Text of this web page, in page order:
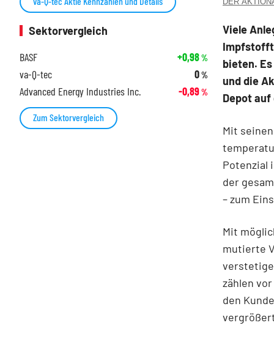
Viele
bieten.
und die
Depot auf
Mit
Potenzial
der
– zum
Mit
mutierte
zählen
den
Sektorvergleich
BASF
+0,98%
va-Q-tec 0%
Advanced Energy Industries Inc. -0,89%
Zum Sektorvergleich